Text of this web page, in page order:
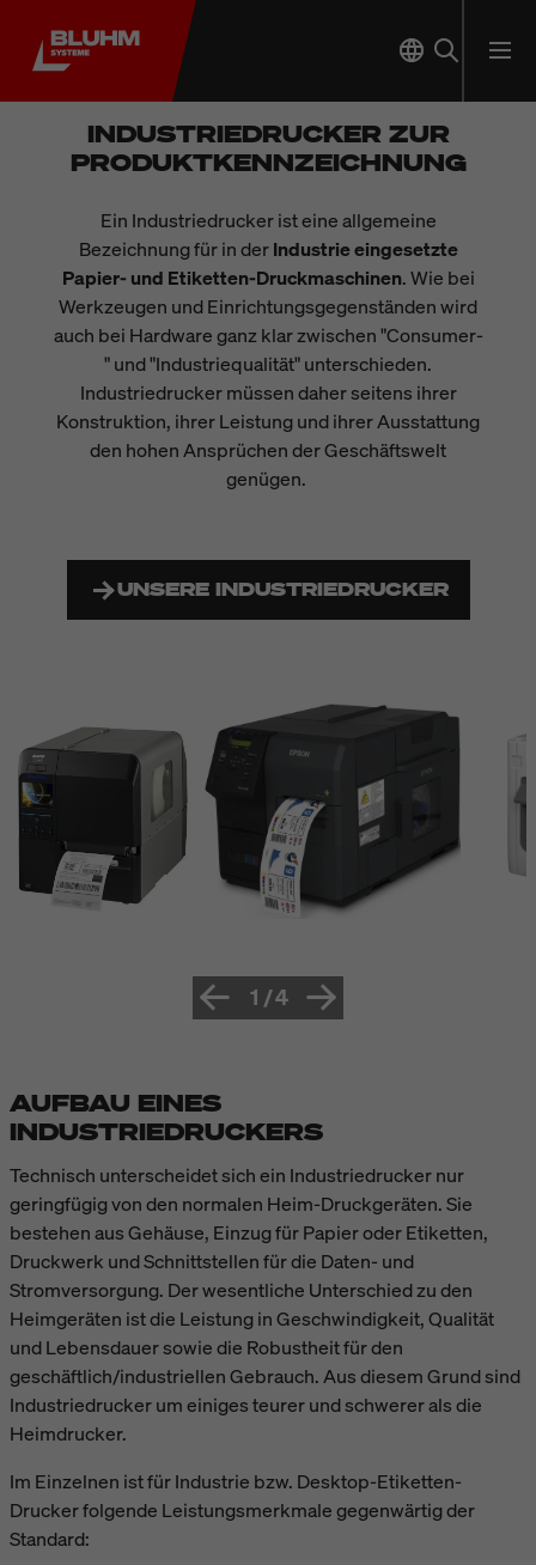
INDUSTRIEDRUCKER ZUR
PRODUKTKENNZEICHNUNG
Ein Industriedrucker ist eine allgemeine
Bezeichnung für in derIndustrie eingesetzte
Papier- und Etiketten-Druckmaschinen. Wie bei
Werkzeugen und Einrichtungsgegenständen wird
auch bei Hardware ganz klar zwischen "Consumer-
" und "Industriequalität" unterschieden.
Industriedrucker müssen daher seitens ihrer
Konstruktion, ihrer Leistung und ihrer Ausstattung
den hohen Ansprüchen der Geschäftswelt
genügen.
UNSERE INDUSTRIEDRUCKER
1 /4
AUFBAU EINES
INDUSTRIEDRUCKERS
Technisch unterscheidet sich ein Industriedrucker nur
geringfügig von den normalen Heim-Druckgeräten. Sie
bestehen aus Gehäuse, Einzug für Papier oder Etiketten,
Druckwerk und Schnittstellen für die Daten- und
Stromversorgung. Der wesentliche Unterschied zu den
Heimgeräten ist die Leistung in Geschwindigkeit, Qualität
und Lebensdauer sowie die Robustheit für den
geschäftlich/industriellen Gebrauch. Aus diesem Grund sind
Industriedrucker um einiges teurer und schwerer als die
Heimdrucker.
Im Einzelnen ist für Industrie bzw. Desktop-Etiketten-
Drucker folgende Leistungsmerkmale gegenwärtig der
Standard: